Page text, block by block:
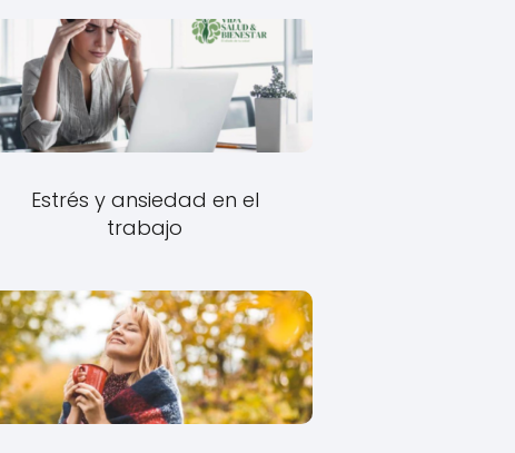
Estrés y ansiedad en el
trabajo